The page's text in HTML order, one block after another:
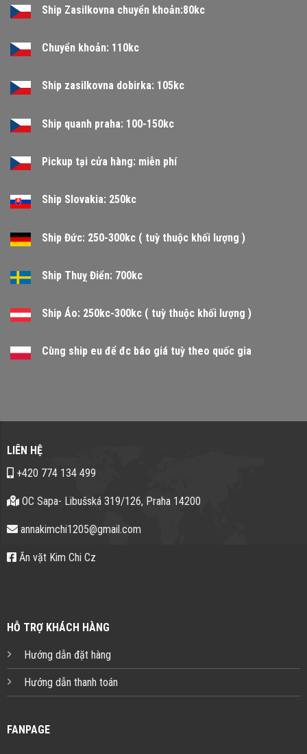
Ship Zasilkovna chuyển khoản:80kc
Chuyển khoản: 110kc
Ship zasilkovna dobirka: 105kc
Ship quanh praha: 100-150kc
Pickup tại cửa hàng: miễn phí
Ship Slovakia: 250kc
Ship Đức: 250-300kc ( tuỳ thuộc khối lượng )
Ship Thuỵ Điển: 700kc
Ship Áo: 250kc-300kc ( tuỳ thuộc khối lượng )
Cùng ship eu để đc báo giá tuỳ theo quốc gia
LIÊN HỆ
+420 774 134 499
OC Sapa- Libušská 319/126, Praha 14200
annakimchi1205@gmail.com
Ăn vặt Kim Chi Cz
HỖ TRỢ KHÁCH HÀNG
Hướng dẫn đặt hàng
Hướng dẫn thanh toán
FANPAGE